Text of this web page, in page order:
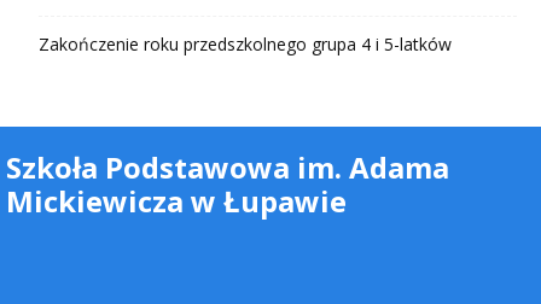
Zakończenie roku przedszkolnego grupa 4 i 5-latków
Szkoła Podstawowa im. Adama
Mickiewicza w Łupawie